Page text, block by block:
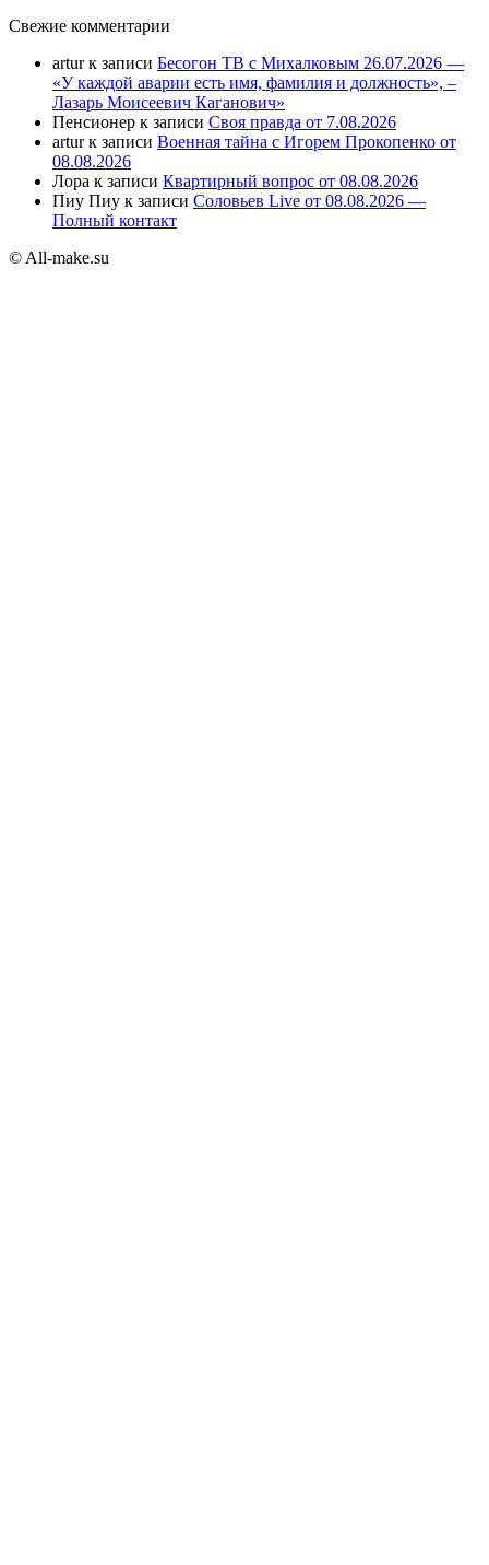
Свежие комментарии
arturк записи Бесогон ТВ с Михалковым 26.07.2026 —
«У каждой аварии есть имя, фамилия и должность», –
Лазарь Моисеевич Каганович»
Пенсионер к записи Своя правда от 7.08.2026
arturк записи Военная тайна с Игорем Прокопенко от
08.08.2026
Лора к записи Квартирный вопрос от 08.08.2026
Пиу Пиу к записи Соловьев Live от 08.08.2026 —
Полный контакт
© All-make.su